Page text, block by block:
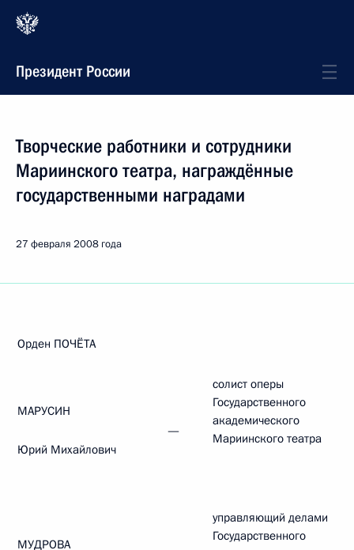
Президент России
Творческие работники и сотрудники
Мариинского театра, награждённые
государственными наградами
27 февраля 2008 года
Орден ПОЧЁТА
МАРУСИН
Юрий Михайлович
—
солист оперы
Государственного
академического
Мариинского театра
МУДРОВА
управляющий делами
Государственного